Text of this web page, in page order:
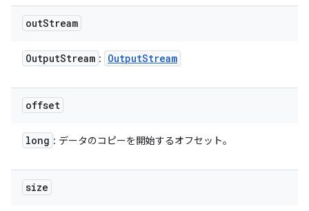
outStream
OutputStream : OutputStream
offset
long : データのコピーを開始するオフセット。
size